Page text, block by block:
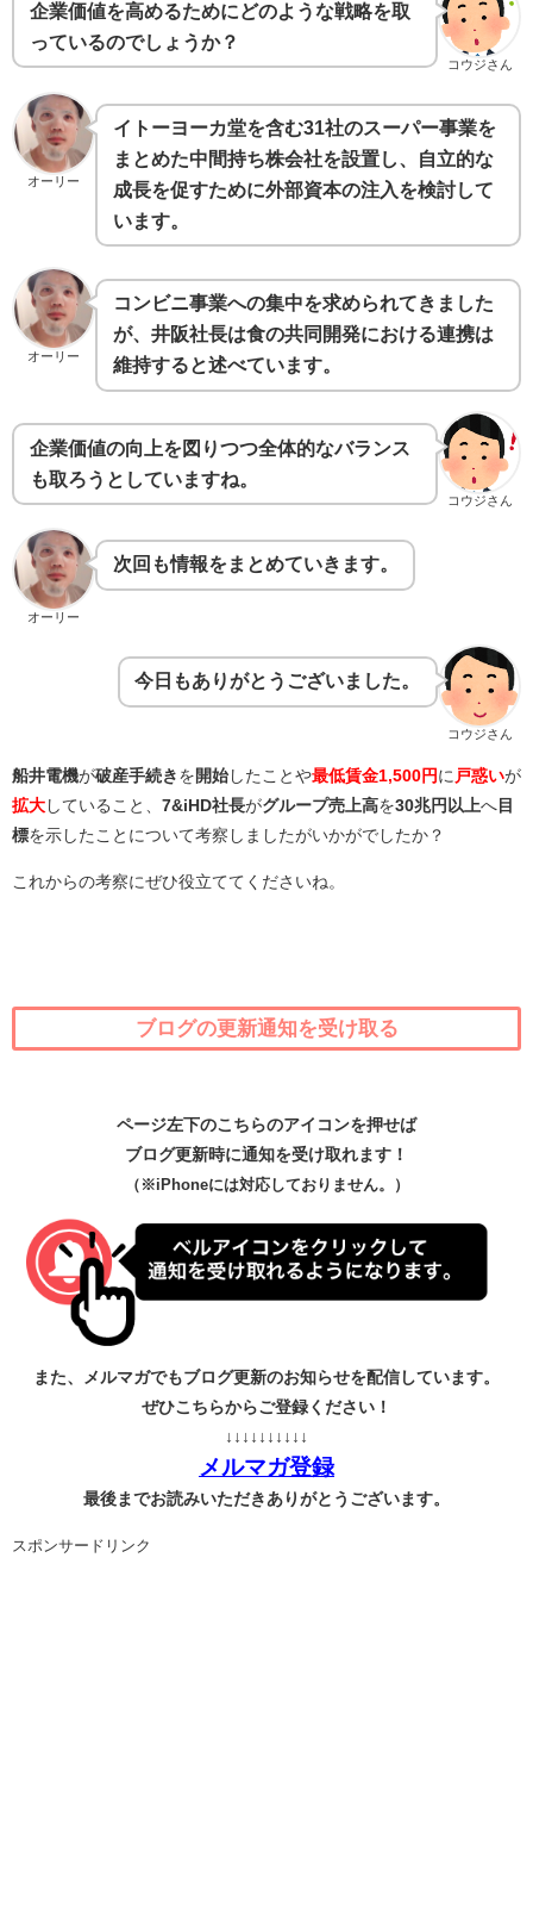
コウジさん
企業価値を高めるためにどのような戦略を取
っているのでしょうか？
オーリー
イトーヨーカ堂を含む31社のスーパー事業を
まとめた中間持ち株会社を設置し、自立的な
成長を促すために外部資本の注入を検討して
います。
オーリー
コンビニ事業への集中を求められてきました
が、井阪社長は食の共同開発における連携は
維持すると述べています。
コウジさん
企業価値の向上を図りつつ全体的なバランス
も取ろうとしていますね。
オーリー
次回も情報をまとめていきます。
コウジさん
今日もありがとうございました。
船井電機が破産手続き を 開始 したことや最低賃金1,500円 に 戸惑いが
拡大 していること、 7&iHD社長がグループ売上高を30兆円以上へ 目
標を示したことについて考察しましたがいかがでしたか？
これからの考察にぜひ役立ててくださいね。
ブログの更新通知を受け取る
ページ左下のこちらのアイコンを押せば
ブログ更新時に通知を受け取れます！
（※iPhoneには対応しておりません。）
また、メルマガでもブログ更新のお知らせを配信しています。
ぜひこちらからご登録ください！
↓↓↓↓↓↓↓↓↓↓
メルマガ登録
最後までお読みいただきありがとうございます。
スポンサードリンク